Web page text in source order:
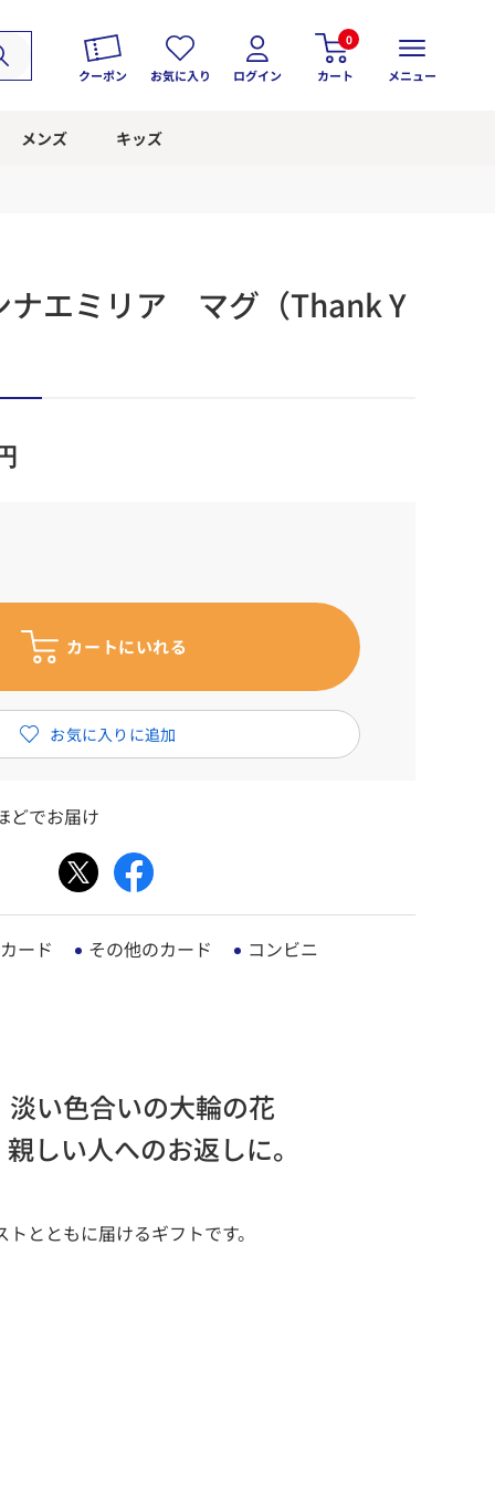
クーポン お気に入り ログイン
0
カート メニュー
メンズ キッズ
ナエミリア マグ（Thank Y
どでお届け
ード その他のカード コンビニ
淡い色合いの大輪の花
しい人へのお返しに。
とともに届けるギフトです。